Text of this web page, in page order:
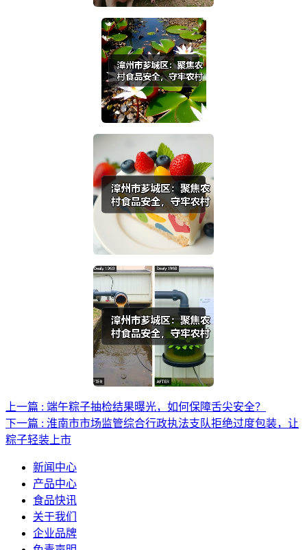
上一篇 : 端午粽子抽检结果曝光，如何保障舌尖安全？
下一篇 : 淮南市市场监管综合行政执法支队拒绝过度包装，让
粽子轻装上市
新闻中心
产品中心
食品快讯
关于我们
企业品牌